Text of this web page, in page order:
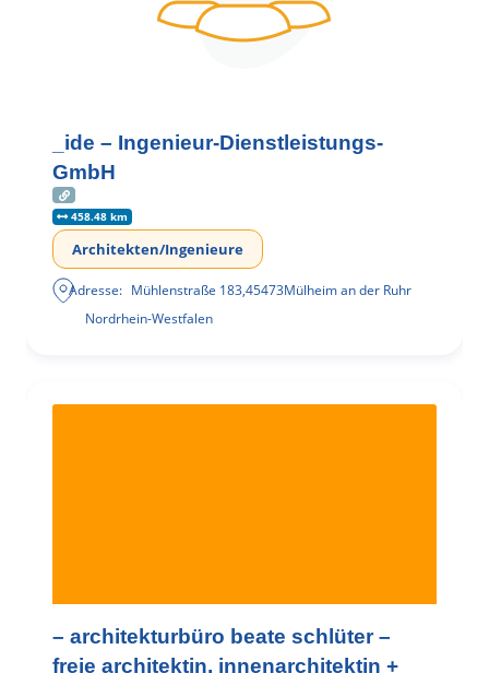
_ide – Ingenieur-Dienstleistungs-
GmbH
458.48 km
Architekten/Ingenieure
Adresse: Mühlenstraße 183,45473Mülheim an der Ruhr
Nordrhein-Westfalen
– architekturbüro beate schlüter –
freie architektin, innenarchitektin +